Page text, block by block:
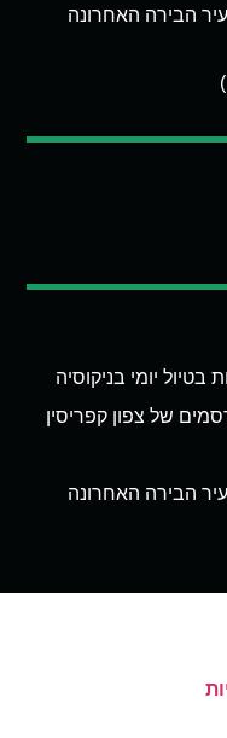
עיר הבירה האחרונה
יומי בניקוסיה
של צפון קפריסין
עיר הבירה האחרונה